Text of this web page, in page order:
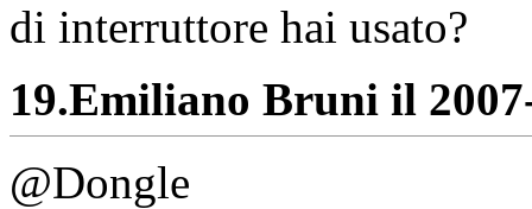
di interruttore hai usato?
19.Emiliano Bruni il
@Dongle